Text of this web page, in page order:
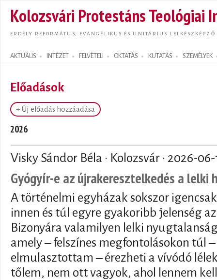
Kolozsvári Protestáns Teológiai
ERDÉLY REFORMÁTUS, EVANGÉLIKUS ÉS UNITÁRIUS LELKÉSZKÉPZŐ
AKTUÁLIS INTÉZET FELVÉTELI OKTATÁS KUTATÁS SZEMÉLYEK
Search form
Előadások
+ Új előadás hozzáadása
2026
Visky Sándor Béla · Kolozsvár · 2026-06-
Gyógyír-e az újrakeresztelkedés a lelki
A történelmi egyházak sokszor
innen és túl egyre gyakoribb jelenség
Bizonyára valamilyen lelki
amely – felszínes megfontolásokon túl
elmulasztottam – érezheti a vívódó
tőlem, nem ott vagyok, ahol lennem